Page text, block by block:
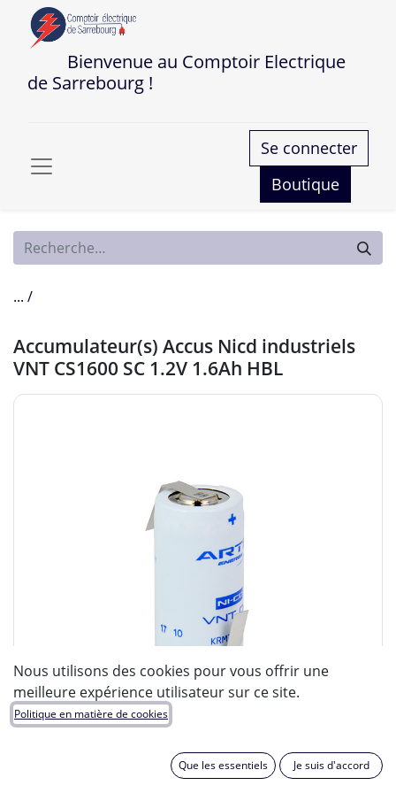
Bienvenue au Comptoir Electrique
de Sarrebourg !
Se connecter
Boutique
... /
Accumulateur(s) Accus Nicd industriels
VNT CS1600 SC 1.2V 1.6Ah HBL
Nous utilisons des cookies pour vous offrir une
meilleure expérience utilisateur sur ce site.
Politique en matière de cookies
Que les essentiels Je suis d'accord